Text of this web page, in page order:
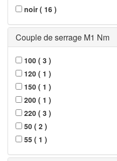
noir ( 16 )
Couple de serrage M1 Nm
100 ( 3 )
120 ( 1 )
150 ( 1 )
200 ( 1 )
220 ( 3 )
50 ( 2 )
55 ( 1 )